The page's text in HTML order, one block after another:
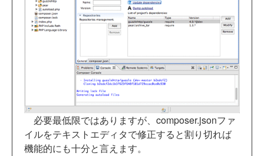
必要最低限ではありますが、composer.jsonファ
イルをテキストエディタで修正すると割り切れば
機能的にも十分と言えます。